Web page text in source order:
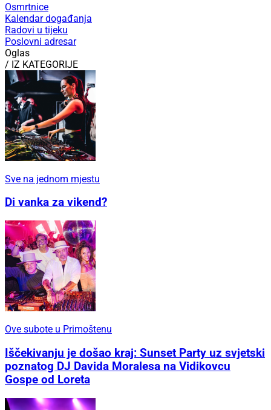
Osmrtnice
Kalendar događanja
Radovi u tijeku
Poslovni adresar
Oglas
/ IZ KATEGORIJE
Sve na jednom mjestu
Di vanka za vikend?
Ove subote u Primoštenu
Iščekivanju je došao kraj: Sunset Party uz svjetski
poznatog DJ Davida Moralesa na Vidikovcu
Gospe od Loreta